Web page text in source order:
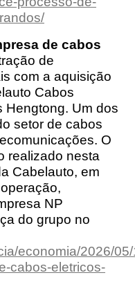
de cabos
de
com a aquisição
Cabos
Hengtong. Um dos
setor de cabos
O
realizado nesta
Cabelauto, em
NP
do grupo no
economia/2026/
cabos-eletricos-